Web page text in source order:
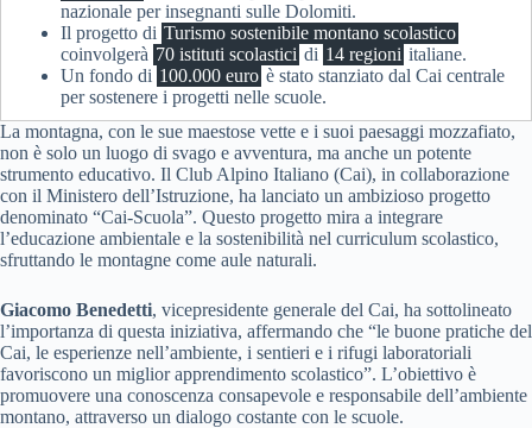
nazionale per insegnanti sulle Dolomiti.
Il progetto di Turismo sostenibile montano scolastico
coinvolgerà 70 istituti scolastici di 14 regioni italiane.
Un fondo di 100.000 euro è stato stanziato dal Cai centrale
per sostenere i progetti nelle scuole.
La montagna, con le sue maestose vette e i suoi paesaggi mozzafiato,
non è solo un luogo di svago e avventura, ma anche un potente
strumento educativo. Il Club Alpino Italiano (Cai), in collaborazione
con il Ministero dell’Istruzione, ha lanciato un ambizioso progetto
denominato “Cai-Scuola”. Questo progetto mira a integrare
l’educazione ambientale e la sostenibilità nel curriculum scolastico,
sfruttando le montagne come aule naturali.
Giacomo Benedetti, vicepresidente generale del Cai, ha sottolineato
l’importanza di questa iniziativa, affermando che “le buone pratiche del
Cai, le esperienze nell’ambiente, i sentieri e i rifugi laboratoriali
favoriscono un miglior apprendimento scolastico”. L’obiettivo è
promuovere una conoscenza consapevole e responsabile dell’ambiente
montano, attraverso un dialogo costante con le scuole.